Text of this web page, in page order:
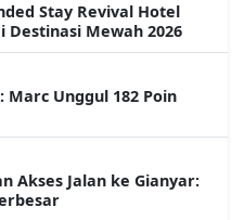
Stay Revival Hotel
Destinasi Mewah 2026
Marc Unggul 182 Poin
Akses Jalan ke Gianyar: